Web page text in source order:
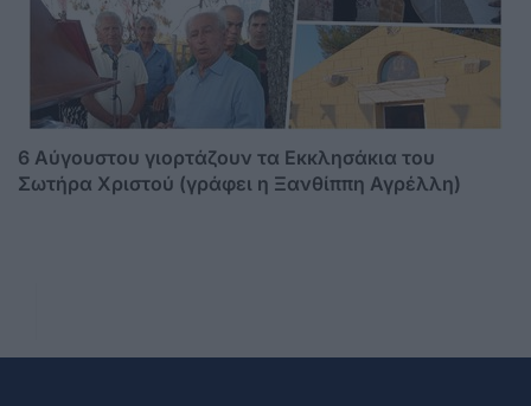
6 Αύγουστου γιορτάζουν τα Εκκλησάκια του
Σωτήρα Χριστού (γράφει η Ξανθίππη Αγρέλλη)